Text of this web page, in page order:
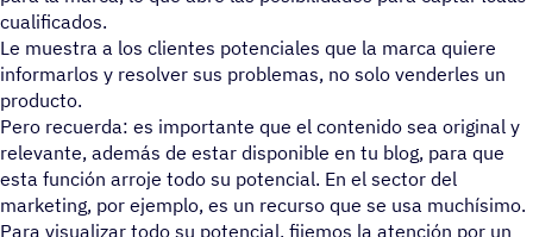
cualificados.
Le muestra a los clientes potenciales que la marca quiere
informarlos y resolver sus problemas, no solo venderles un
producto.
Pero recuerda: es importante que el contenido sea original y
relevante, además de estar disponible en tu blog, para que
esta función arroje todo su potencial. En el sector del
marketing, por ejemplo, es un recurso que se usa muchísimo.
Para visualizar todo su potencial, fijemos la atención por un